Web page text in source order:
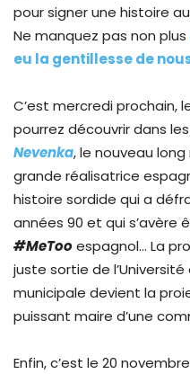
pour signer une histoire
Ne manquez pas non plus
eu la gentillesse de
C’est mercredi prochain,
pourrez découvrir dans
Nevenka, le nouveau
grande réalisatrice
histoire sordide qui a
années 90 et qui s’avère
#MeTooespagnol… La
juste sortie de
municipale devient la
puissant maire d’une
Enfin, c’est le 20